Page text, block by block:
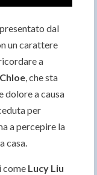
dal
un carattere
a
Chloe, che sta
dolore a causa
per
a percepire la
casa.
come Lucy Liu